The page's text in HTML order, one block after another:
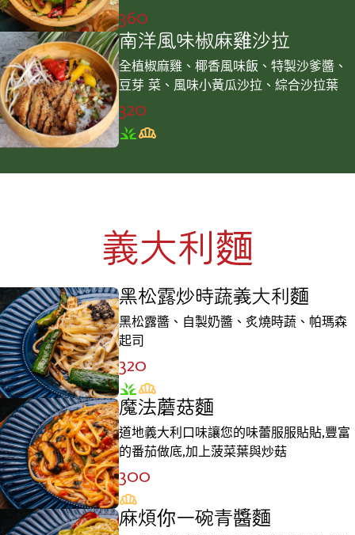
360
南洋風味椒麻雞沙拉
全植椒麻雞、椰香風味飯、特製沙爹醬、
豆芽 菜、風味小黃瓜沙拉、綜合沙拉葉
320
義大利麵
黑松露炒時蔬義大利麵
黑松露醬、自製奶醬、炙燒時蔬、帕瑪森
起司
320
魔法蘑菇麵
道地義大利口味讓您的味蕾服服貼貼,豐富
的番茄做底,加上菠菜葉與炒菇
300
麻煩你一碗青醬麵